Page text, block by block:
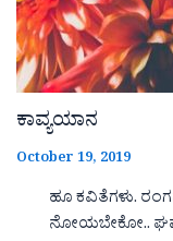
ಕಾವ್ಯಯಾನ
October 19, 2019
ಹೂ ಕವಿತೆಗಳು.
ನೋಯಬೇಕೋ..